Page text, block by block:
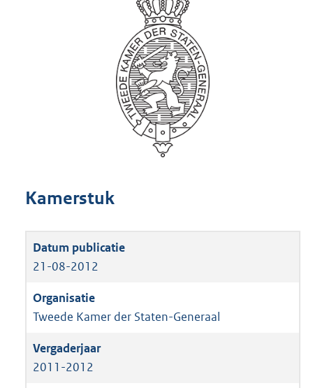
Kamerstuk
21-08-2012
Tweede Kamer der Staten-Generaal
2011-2012